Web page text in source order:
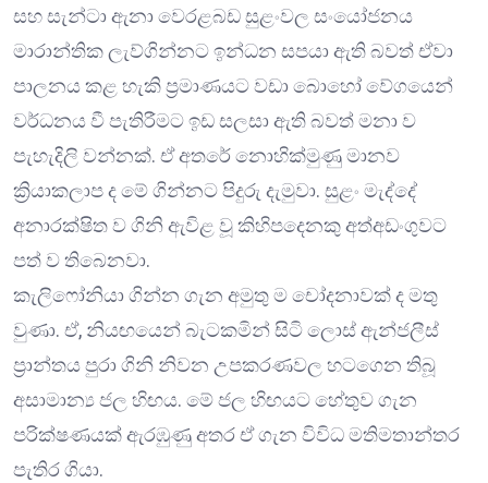
සහ සැන්ටා ඇනා වෙරළබඩ සුළංවල සංයෝජනය
මාරාන්තික ලැව්ගින්නට ඉන්ධන සපයා ඇති බවත් ඒවා
පාලනය කළ හැකි ප්‍රමාණයට වඩා බොහෝ වේගයෙන්
වර්ධනය වී පැතිරීමට ඉඩ සලසා ඇති බවත් මනා ව
පැහැදිලි වන්නක්. ඒ අතරේ නොහික්මුණු මානව
ක්‍රියාකලාප ද මේ ගින්නට පිදුරු දැමුවා. සුළං මැද්දේ
අනාරක්ෂිත ව ගිනි ඇවිළ වූ කිහිපදෙනකු අත්අඩංගුවට
පත් ව තිබෙනවා.
කැලිෆෝනියා ගින්න ගැන අමුතු ම චෝදනාවක් ද මතු
වුණා. ඒ, නියඟයෙන් බැටකමින් සිටි ලොස් ඇන්ජලීස්
ප්‍රාන්තය පුරා ගිනි නිවන උපකරණවල හටගෙන තිබූ
අසාමාන්‍ය ජල හිඟය. මේ ජල හිඟයට හේතුව ගැන
පරික්ෂණයක් ඇරඹුණු අතර ඒ ගැන විවිධ මතිමතාන්තර
පැතිර ගියා.